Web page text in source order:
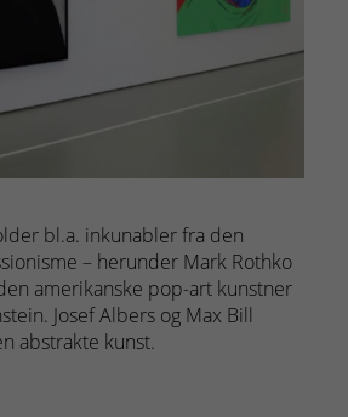
bl.a. inkunabler fra den
– herunder Mark Rothko
amerikanske pop-art kunstner
Josef Albers og Max Bill
abstrakte kunst.